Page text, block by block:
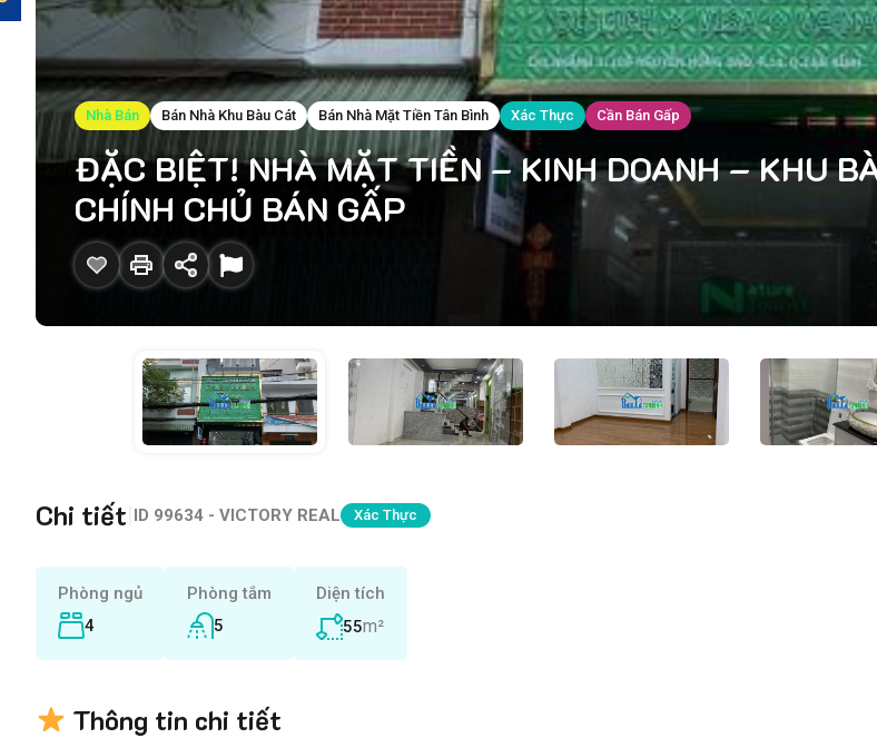
Nhà Bán Bán Nhà Khu Bàu Cát Bán Nhà Mặt Tiền Tân Bình Xác Thực Cần Bán Gấp
ĐẶC BIỆT! NHÀ MẶT TIỀN – KINH DOANH – KHU
CHÍNH CHỦ BÁN GẤP
Chi tiết ID 99634 - VICTORY REAL Xác Thực
Phòng ngủ
4
Phòng tắm
5
Diện tích
55m²
Thông tin chi tiết